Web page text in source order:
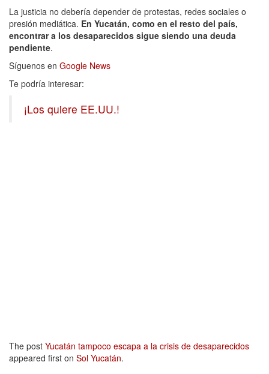
La justicia no debería depender de protestas, redes sociales o
presión mediática. En Yucatán, como en el resto del país,
encontrar a los desaparecidos sigue siendo una deuda
pendiente.
Síguenos en Google News
Te podría interesar:
¡Los quiere EE.UU.!
The post Yucatán tampoco escapa a la crisis de desaparecidos
appeared first on Sol Yucatán.